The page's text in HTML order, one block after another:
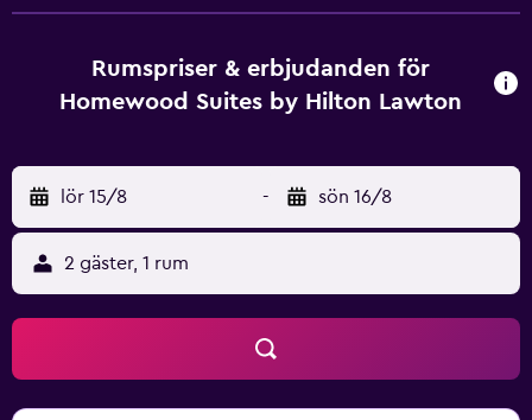
Rumspriser & erbjudanden för
Homewood Suites by Hilton Lawton
lör 15/8 - sön 16/8
2 gäster, 1 rum